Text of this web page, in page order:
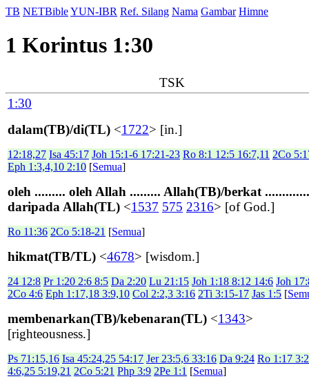
TB NETBibleYUN-IBR Ref. Silang Nama Gambar Himne
1 Korintus 1:30
TSK
1:30
dalam(TB)/di(TL) <1722> [in.]
12:18,27 Isa 45:17 Joh 15:1-6 17:21-23 Ro 8:1 12:5 16:7,11 2Co
Eph 1:3,4,10 2:10 [Semua]
oleh ......... oleh Allah ......... Allah(TB)/berkat
daripada Allah(TL) <1537 575 2316> [of God.]
Ro 11:36 2Co 5:18-21 [Semua]
hikmat(TB/TL) <4678> [wisdom.]
24 12:8 Pr 1:20 2:6 8:5 Da 2:20 Lu 21:15 Joh 1:18 8:12 14:6 Joh
2Co 4:6 Eph 1:17,18 3:9,10 Col 2:2,3 3:16 2Ti 3:15-17 Jas 1:5 [
membenarkan(TB)/kebenaran(TL) <1343>
[righteousness.]
Ps 71:15,16 Isa 45:24,25 54:17 Jer 23:5,6 33:16 Da 9:24 Ro 1:17
4:6,25 5:19,21 2Co 5:21 Php 3:9 2Pe 1:1 [Semua]